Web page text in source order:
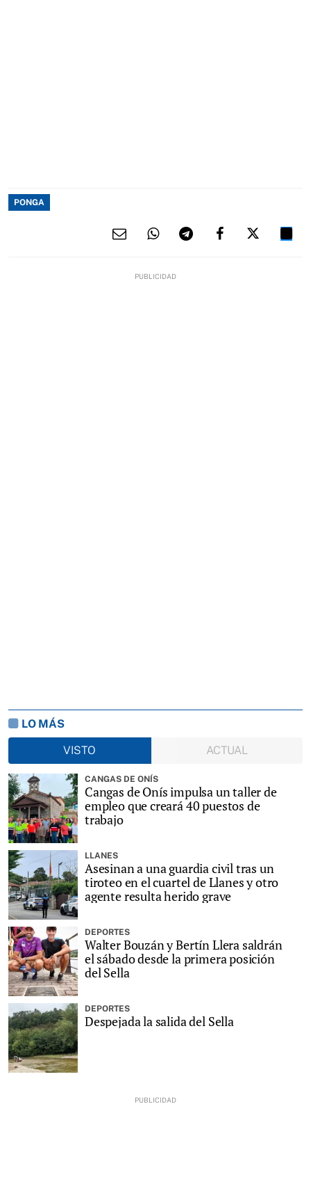
PONGA
LO MÁS
VISTO
ACTUAL
CANGAS DE ONÍS
Cangas de Onís impulsa un taller de
empleo que creará 40 puestos de
trabajo
LLANES
Asesinan a una guardia civil tras un
tiroteo en el cuartel de Llanes y otro
agente resulta herido grave
DEPORTES
Walter Bouzán y Bertín Llera saldrán
el sábado desde la primera posición
del Sella
DEPORTES
Despejada la salida del Sella